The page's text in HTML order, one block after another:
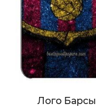
Лого Барсы